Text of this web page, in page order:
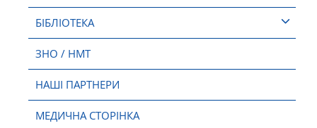
БІБЛІОТЕКА
ЗНО / НМТ
НАШІ ПАРТНЕРИ
МЕДИЧНА СТОРІНКА